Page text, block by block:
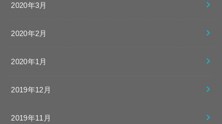
2020年3月
2020年2月
2020年1月
2019年12月
2019年11月